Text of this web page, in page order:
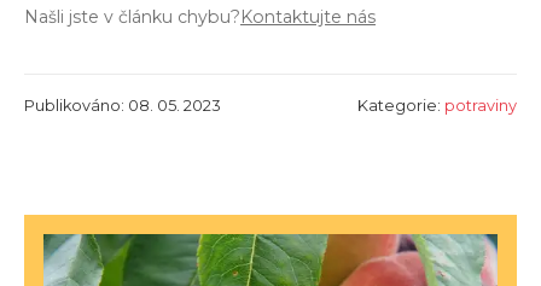
Našli jste v článku chybu?Kontaktujte nás
Publikováno: 08. 05. 2023 Kategorie: potraviny